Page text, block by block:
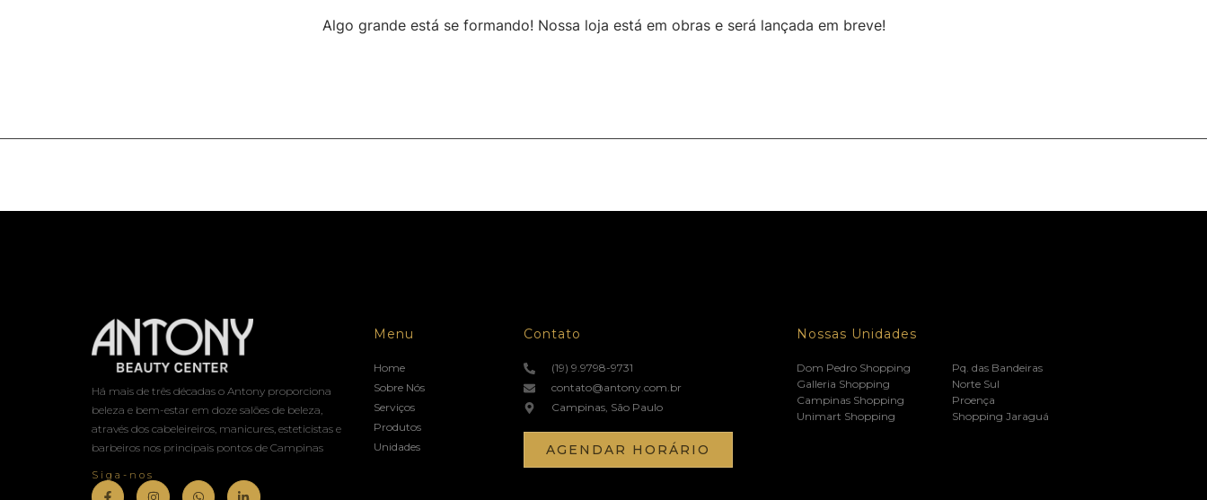
Algo grande está se formando! Nossa loja está em obras e será lançada em breve!
Há mais de três décadas o Antony proporciona
beleza e bem-estar em doze salões de beleza,
através dos cabeleireiros, manicures, esteticistas e
barbeiros nos principais pontos de Campinas
Siga-nos
Menu
Home
Sobre Nós
Serviços
Produtos
Unidades
Contato
(19) 9.9798-9731
contato@antony.com.br
Campinas, São Paulo
AGENDAR HORÁRIO
Nossas Unidades
Dom Pedro Shopping
Galleria Shopping
Campinas Shopping
Unimart Shopping
Pq. das Bandeiras
Norte Sul
Proença
Shopping Jaraguá